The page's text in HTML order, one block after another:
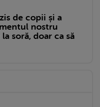
de copii și a
nostru
soră, doar ca să